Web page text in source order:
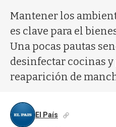
Mantener los
es clave para el
Una pocas pautas
desinfectar cocinas
reaparición de
El País